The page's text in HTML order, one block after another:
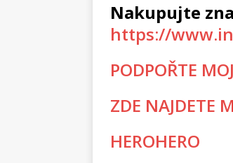
Nakupujte
https://
PODPOŘTE
ZDE NAJDETE
HEROHERO